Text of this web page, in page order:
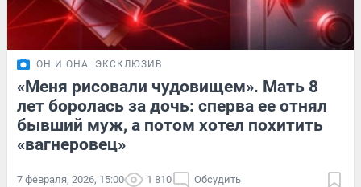
ОН И ОНА ЭКСКЛЮЗИВ
«Меня рисовали чудовищем». Мать 8
лет боролась за дочь: сперва ее отнял
бывший муж, а потом хотел похитить
«вагнеровец»
7 февраля, 2026, 15:00 1 810 Обсудить